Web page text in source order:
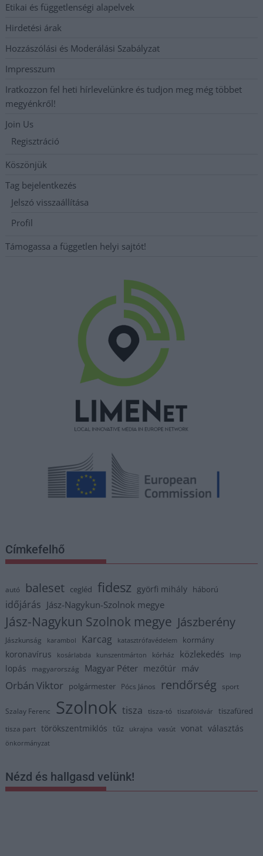
Etikai és függetlenségi alapelvek
Hirdetési árak
Hozzászólási és Moderálási Szabályzat
Impresszum
Iratkozzon fel heti hírlevelünkre és tudjon meg még többet
megyénkről!
Join Us
Regisztráció
Köszönjük
Tag bejelentkezés
Jelszó visszaállítása
Profil
Támogassa a független helyi sajtót!
Címkefelhő
autó baleset cegléd fidesz györfi mihály háború
időjárás Jász-Nagykun-Szolnok megye
Jász-Nagykun Szolnok megye Jászberény
Jászkunság karambol Karcag katasztrófavédelem kormány
koronavírus kosárlabda kunszentmárton kórház közlekedés lmp
lopás magyarország Magyar Péter mezőtúr máv
Orbán Viktor polgármester Pócs János rendőrség sport
Szalay Ferenc Szolnok tisza tisza-tó tiszaföldvár tiszafüred
tisza part törökszentmiklós tűz ukrajna vasút vonat választás
önkormányzat
Nézd és hallgasd velünk!